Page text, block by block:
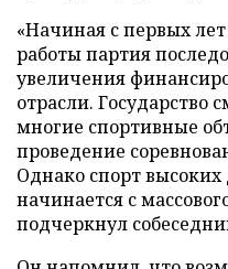
«Начиная с первых
работы партия
увеличения
отрасли. Государство
многие спортивные
проведение
Однако спорт
начинается с
подчеркнул